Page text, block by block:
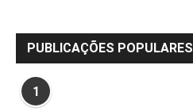
PUBLICAÇÕES POPULARES
1